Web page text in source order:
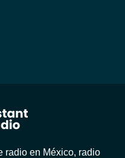
radio en México, radio